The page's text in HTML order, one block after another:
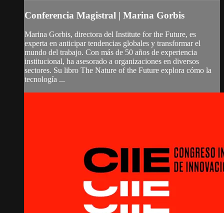
Conferencia Magistral | Marina Gorbis
Marina Gorbis, directora del Institute for the Future, es
experta en anticipar tendencias globales y transformar el
mundo del trabajo. Con más de 50 años de experiencia
institucional, ha asesorado a organizaciones en diversos
sectores. Su libro The Nature of the Future explora cómo la
tecnología ...